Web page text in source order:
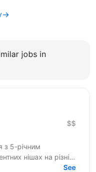
jobs in
$$
з 5-річним
нішах на різні
сильній команді.
See